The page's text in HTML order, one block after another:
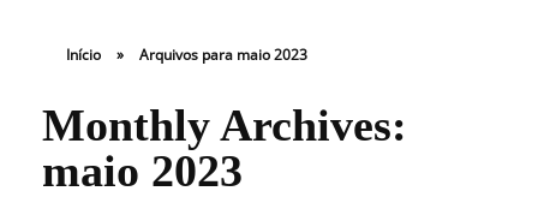
Início » Arquivos para maio 2023
Monthly Archives:
maio 2023